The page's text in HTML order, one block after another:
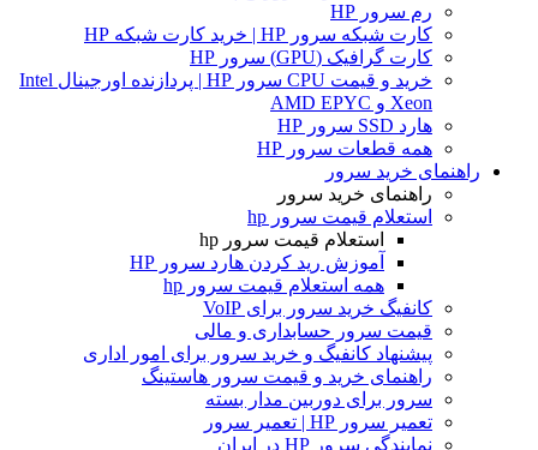
رم سرور HP
کارت شبکه سرور HP | خرید کارت شبکه HP
کارت گرافیک (GPU) سرور HP
خرید و قیمت CPU سرور HP | پردازنده اورجینال Intel
Xeon و AMD EPYC
هارد SSD سرور HP
همه قطعات سرور HP
راهنمای خرید سرور
راهنمای خرید سرور
استعلام قیمت سرور hp
استعلام قیمت سرور hp
آموزش ريد كردن هارد سرور HP
همه استعلام قیمت سرور hp
کانفیگ خرید سرور برای VoIP
قیمت سرور حسابداری و مالی
پیشنهاد کانفیگ و خرید سرور برای امور اداری
راهنمای خرید و قیمت سرور هاستینگ
سرور برای دوربین مدار بسته
تعمیر سرور HP | تعمیر سرور
نمایندگی سرور HP در ایران